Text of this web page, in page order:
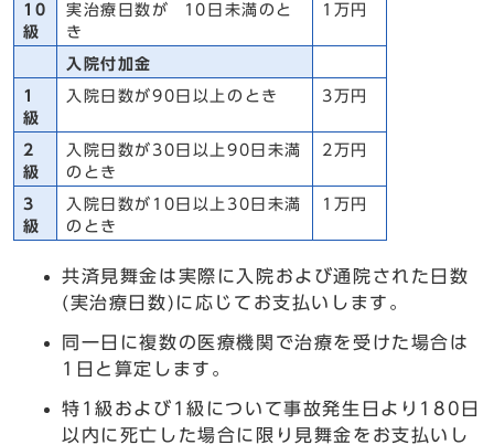
10
級
実治療日数が 10日未満のと
き
1万円
入院付加金
1
級
入院日数が90日以上のとき 3万円
2
級
入院日数が30日以上90日未満
のとき
2万円
3
級
入院日数が10日以上30日未満
のとき
1万円
共済見舞金は実際に入院および通院された日数
(実治療日数)に応じてお支払いします。
同一日に複数の医療機関で治療を受けた場合は
1日と算定します。
特1級および1級について事故発生日より180日
以内に死亡した場合に限り見舞金をお支払いし